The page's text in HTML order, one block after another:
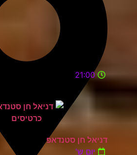
21:00
דניאל חן סטנדאפ
יום ש'